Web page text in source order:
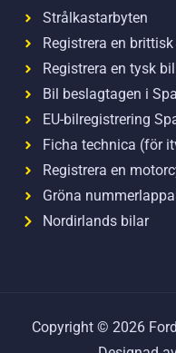
Strålkastarbyten
Registrera en
Registrera en tysk
Bil beslagtagen i
EU-bilregistrering
Ficha technica (för
Registrera en
Gröna
Nordirlands bilar
Copyright © 2026